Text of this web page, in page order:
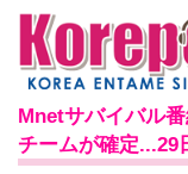
Mnetサバイバル
チームが確定...29